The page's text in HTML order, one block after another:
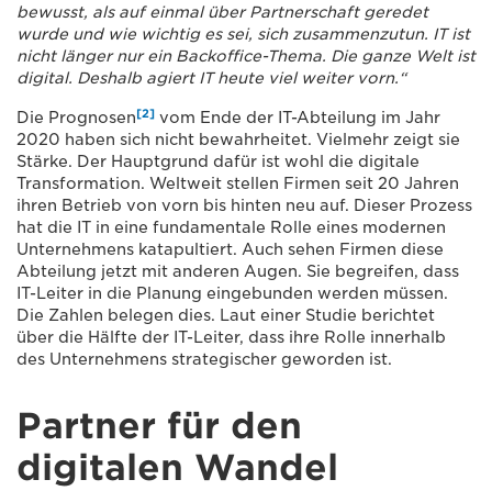
bewusst, als auf einmal über Partnerschaft geredet
wurde und wie wichtig es sei, sich zusammenzutun. IT ist
nicht länger nur ein Backoffice-Thema. Die ganze Welt ist
digital. Deshalb agiert IT heute viel weiter vorn.“
Die Prognosen[2] vom Ende der IT-Abteilung im Jahr
2020 haben sich nicht bewahrheitet. Vielmehr zeigt sie
Stärke. Der Hauptgrund dafür ist wohl die digitale
Transformation. Weltweit stellen Firmen seit 20 Jahren
ihren Betrieb von vorn bis hinten neu auf. Dieser Prozess
hat die IT in eine fundamentale Rolle eines modernen
Unternehmens katapultiert. Auch sehen Firmen diese
Abteilung jetzt mit anderen Augen. Sie begreifen, dass
IT-Leiter in die Planung eingebunden werden müssen.
Die Zahlen belegen dies. Laut einer Studie berichtet
über die Hälfte der IT-Leiter, dass ihre Rolle innerhalb
des Unternehmens strategischer geworden ist.
Partner für den
digitalen Wandel